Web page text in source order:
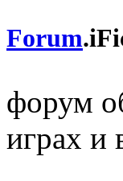
Forum.
форум
играх и